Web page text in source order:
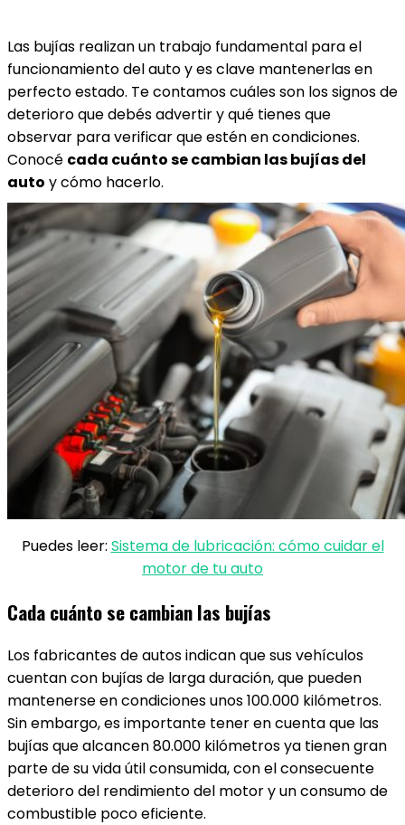
Las bujías realizan un trabajo fundamental para el
funcionamiento del auto y es clave mantenerlas en
perfecto estado. Te contamos cuáles son los signos de
deterioro que debés advertir y qué tienes que
observar para verificar que estén en condiciones.
Conocé cada cuánto se cambian las bujías del
auto y cómo hacerlo.
Puedes leer: Sistema de lubricación: cómo cuidar el
motor de tu auto
Cada cuánto se cambian las bujías
Los fabricantes de autos indican que sus vehículos
cuentan con bujías de larga duración, que pueden
mantenerse en condiciones unos 100.000 kilómetros.
Sin embargo, es importante tener en cuenta que las
bujías que alcancen 80.000 kilómetros ya tienen gran
parte de su vida útil consumida, con el consecuente
deterioro del rendimiento del motor y un consumo de
combustible poco eficiente.